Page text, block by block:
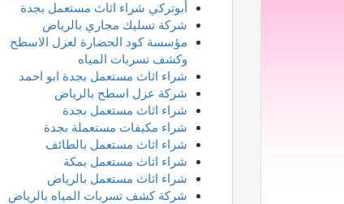
أبوتركي شراء اثاث مستعمل بجدة
شركة تسليك مجاري بالرياض
مؤسسة كود الحضارة لعزل الاسطح
وكشف تسربات المياه
شراء اثاث مستعمل بجدة ابو احمد
شركة عزل اسطح بالرياض
شراء اثاث مستعمل بجدة
شراء مكيفات مستعملة بجدة
شراء اثاث مستعمل بالطائف
شراء اثاث مستعمل بمكة
شراء اثاث مستعمل بالرياض
شركة كشف تسربات المياه بالرياض